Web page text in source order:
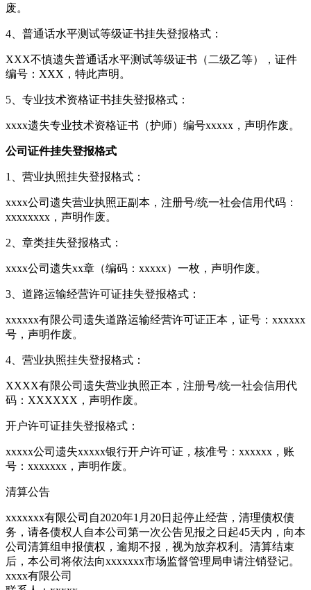
废。
4、普通话水平测试等级证书挂失登报格式：
XXX不慎遗失普通话水平测试等级证书（二级乙等），证件
编号：XXX，特此声明。
5、专业技术资格证书挂失登报格式：
xxxx遗失专业技术资格证书（护师）编号xxxxx，声明作废。
公司证件挂失登报格式
1、营业执照挂失登报格式：
xxxx公司遗失营业执照正副本，注册号/统一社会信用代码：
xxxxxxxx，声明作废。
2、章类挂失登报格式：
xxxx公司遗失xx章（编码：xxxxx）一枚，声明作废。
3、道路运输经营许可证挂失登报格式：
xxxxxx有限公司遗失道路运输经营许可证正本，证号：xxxxxx
号，声明作废。
4、营业执照挂失登报格式：
XXXX有限公司遗失营业执照正本，注册号/统一社会信用代
码：XXXXXX，声明作废。
开户许可证挂失登报格式：
xxxxx公司遗失xxxxx银行开户许可证，核准号：xxxxxx，账
号：xxxxxxx，声明作废。
清算公告
xxxxxxx有限公司自2020年1月20日起停止经营，清理债权债
务，请各债权人自本公司第一次公告见报之日起45天内，向本
公司清算组申报债权，逾期不报，视为放弃权利。清算结束
后，本公司将依法向xxxxxxx市场监督管理局申请注销登记。
xxxx有限公司